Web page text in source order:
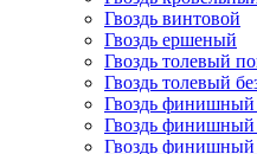
Гвоздь винтовой
Гвоздь ершеный
Гвоздь толевый
Гвоздь толевый
Гвоздь
Гвоздь
Гвоздь финишный